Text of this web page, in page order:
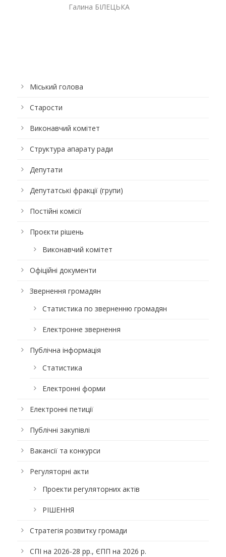
Галина БІЛЕЦЬКА
Міський голова
Старости
Виконавчий комітет
Структура апарату ради
Депутати
Депутатські фракції (групи)
Постійні комісії
Проєкти рішень
Виконавчий комітет
Офіційні документи
Звернення громадян
Статистика по зверненню громадян
Електронне звернення
Публічна інформація
Статистика
Електронні форми
Електронні петиції
Публічні закупівлі
Вакансії та конкурси
Регуляторні акти
Проекти регуляторних актів
РІШЕННЯ
Стратегія розвитку громади
СПІ на 2026-28 рр., ЄПП на 2026 р.